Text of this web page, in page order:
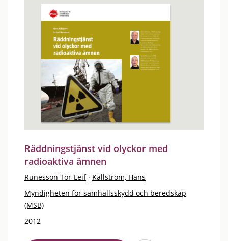
Räddningstjänst vid olyckor med
radioaktiva ämnen
Runesson Tor-Leif · Källström, Hans
Myndigheten för samhällsskydd och beredskap
(MSB)
2012